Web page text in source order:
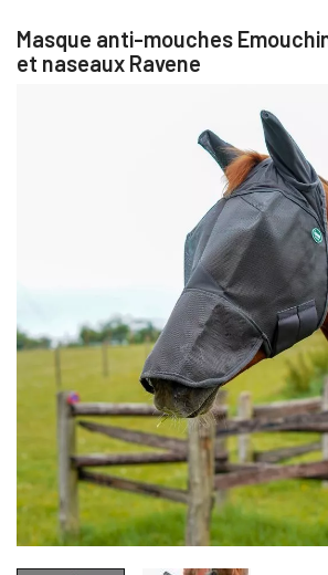
Masque anti-mouches
et naseaux Ravene